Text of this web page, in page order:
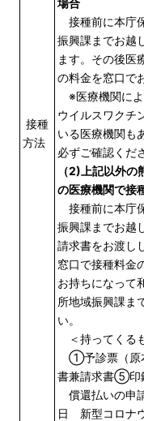
接種
方法
接種前に本庁
振興課までお越
ます。その後医
の料金を窓口で
※医療機関によ
ウイルスワクチ
いる医療機関も
必ずご確認くだ
（2)上記以外
の医療機関で接
接種前に本庁
振興課までお越
請求書をお渡し
窓口で接種料金
お持ちになって
所地域振興課ま
い。
＜持ってくる
①予診票（原
書兼請求書⑤印
償還払いの申
日 新型コロナ